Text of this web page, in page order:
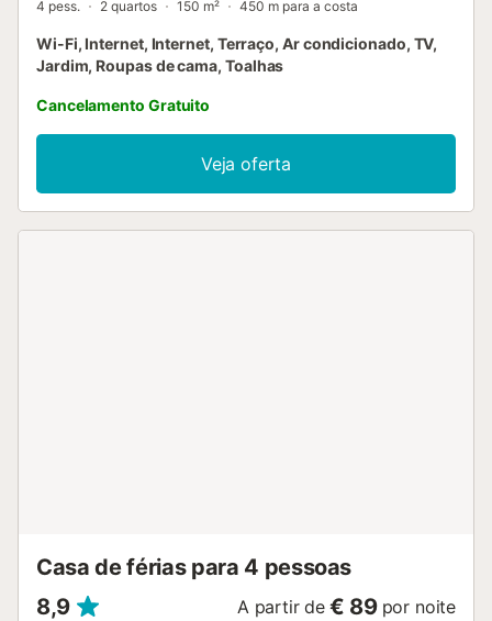
4 pess. 2 quartos 150 m² 450 m para a costa
Wi-Fi, Internet, Internet, Terraço, Ar condicionado, TV,
Jardim, Roupas de cama, Toalhas
Cancelamento Gratuito
Veja oferta
Casa de férias para 4 pessoas
8,9
A partir de € 89 por noite